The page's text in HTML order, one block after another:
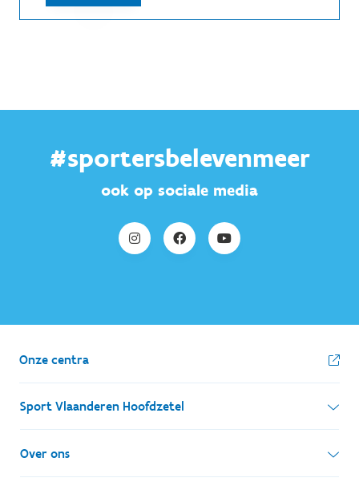
#sportersbelevenmeer
ook op sociale media
Onze centra
Sport Vlaanderen Hoofdzetel
Simon Bolivarlaan 17
1000 Brussel
Over ons